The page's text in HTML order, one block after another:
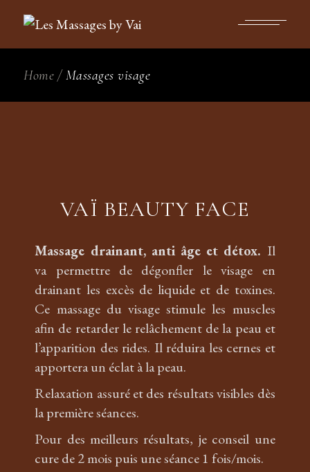
Home Massages visage
VAÏ BEAUTY FACE
Massage drainant, anti âge et détox. Il
va permettre de dégonfler le visage en
drainant les excès de liquide et de toxines.
Ce massage du visage stimule les muscles
afin de retarder le relâchement de la peau et
l’apparition des rides. Il réduira les cernes et
apportera un éclat à la peau.
Relaxation assuré et des résultats visibles dès
la première séances.
Pour des meilleurs résultats, je conseil une
cure de 2 mois puis une séance 1 fois/mois.